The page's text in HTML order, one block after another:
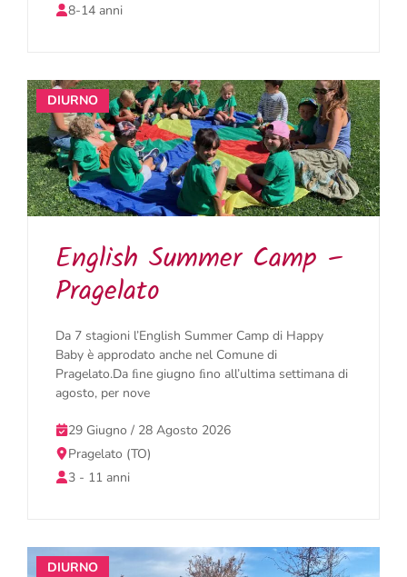
8-14 anni
DIURNO
English Summer Camp –
Pragelato
Da 7 stagioni l’English Summer Camp di Happy
Baby è approdato anche nel Comune di
Pragelato.Da ﬁne giugno ﬁno all’ultima settimana di
agosto, per nove
29 Giugno / 28 Agosto 2026
Pragelato (TO)
3 - 11 anni
DIURNO